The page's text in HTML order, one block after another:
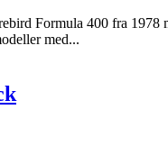
Formula 400 fra 1978
med...